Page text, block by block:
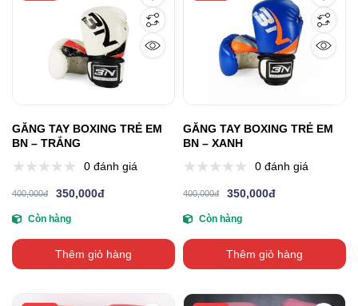
GĂNG TAY BOXING TRẺ EM
BN – TRẮNG
0 đánh giá
400,000đ 350,000đ
Còn hàng
Thêm giỏ hàng
GĂNG TAY BOXING TRẺ EM
BN – XANH
0 đánh giá
400,000đ 350,000đ
Còn hàng
Thêm giỏ hàng